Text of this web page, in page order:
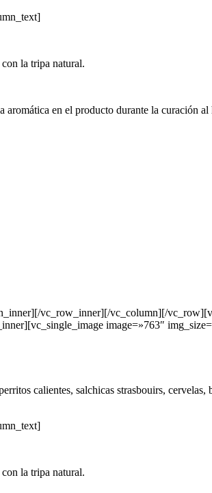
la tripa natural.
en el producto durante la curación
vc_row_inner][/vc_column][/
image=»763″
calientes, salchicas strasbouirs,
la tripa natural.